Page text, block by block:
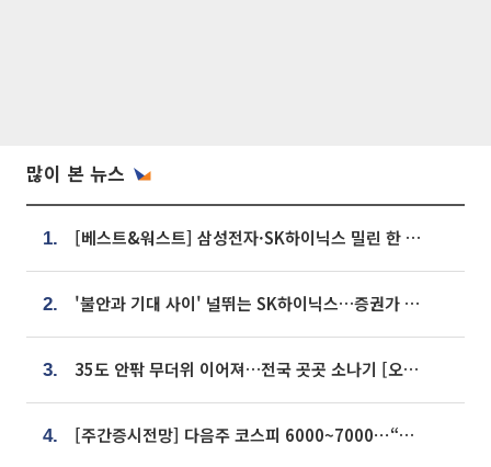
많이 본 뉴스
1. [베스트&워스트] 삼성전자·SK하이닉스 밀린 한 주…상상인증권은 85% 급등
2. '불안과 기대 사이' 널뛰는 SK하이닉스…증권가 "HBM4·LTA 기반 펀터멘털 견고"
3. 35도 안팎 무더위 이어져…전국 곳곳 소나기 [오늘 날씨]
4. [주간증시전망] 다음주 코스피 6000~7000⋯“外人 수급은 정책이 변수”